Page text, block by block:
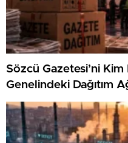
Sözcü Gazetesi’ni Kim
Genelindeki Dağıtım